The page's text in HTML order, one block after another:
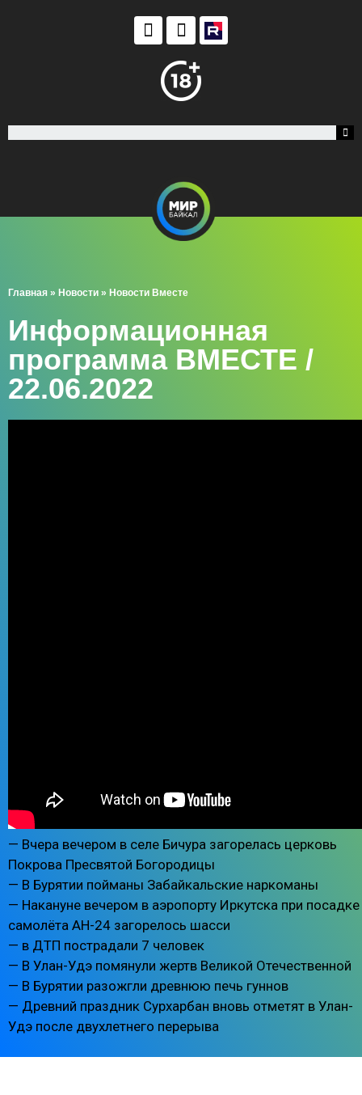
Главная » Новости » Новости Вместе
Информационная
программа ВМЕСТЕ /
22.06.2022
— Вчера вечером в селе Бичура загорелась церковь
Покрова Пресвятой Богородицы
— В Бурятии пойманы Забайкальские наркоманы
— Накануне вечером в аэропорту Иркутска при посадке
самолёта АН-24 загорелось шасси
— в ДТП пострадали 7 человек
— В Улан-Удэ помянули жертв Великой Отечественной
— В Бурятии разожгли древнюю печь гуннов
— Древний праздник Сурхарбан вновь отметят в Улан-
Удэ после двухлетнего перерыва